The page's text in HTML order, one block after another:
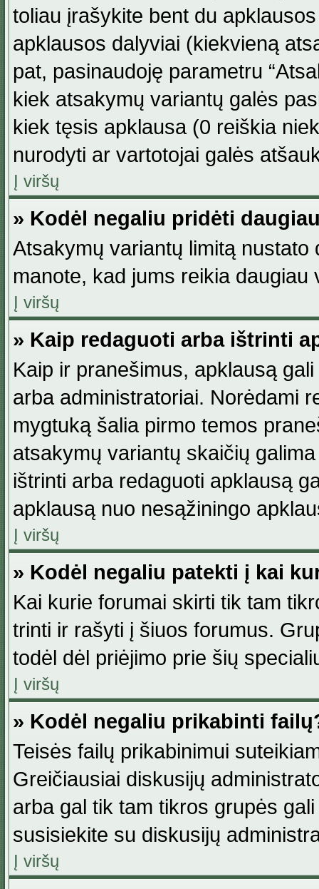
toliau įrašykite bent du
apklausos dalyviai (kiekvieną
pat, pasinaudoję parametru
kiek atsakymų variantų galės
kiek tęsis apklausa (0 reiškia
nurodyti ar vartotojai galės
Į viršų
» Kodėl negaliu pridėti
Atsakymų variantų limitą
manote, kad jums reikia daugiau
Į viršų
» Kaip redaguoti arba ištrinti
Kaip ir pranešimus, apklausą
arba administratoriai. Norėdami
mygtuką šalia pirmo temos
atsakymų variantų skaičių
ištrinti arba redaguoti apklausą
apklausą nuo nesąžiningo
Į viršų
» Kodėl negaliu patekti į kai
Kai kurie forumai skirti tik tam
trinti ir rašyti į šiuos forumus.
todėl dėl priėjimo prie šių
Į viršų
» Kodėl negaliu prikabinti
Teisės failų prikabinimui
Greičiausiai diskusijų
arba gal tik tam tikros grupės
susisiekite su diskusijų
Į viršų